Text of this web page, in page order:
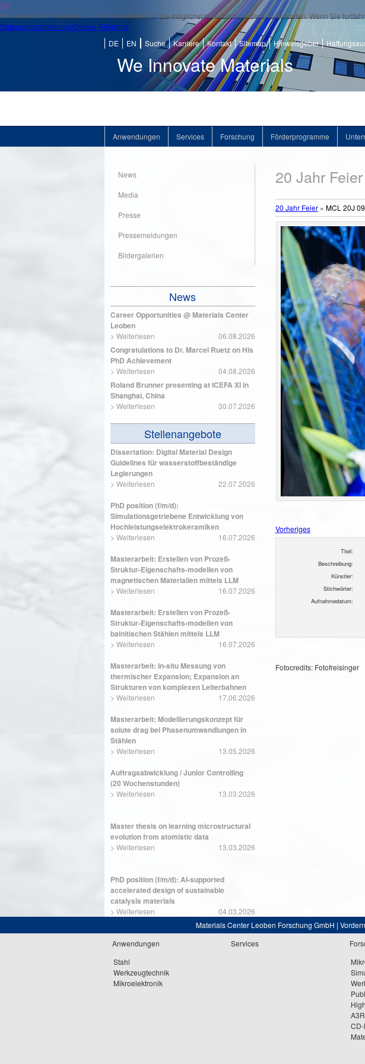
OK
Wir verwenden Cookies, um unsere Webseite für Sie möglichst benutzerfreundlich zu gestalten. Wenn Sie
Datenschutzerklärung/Cookie-Richtlinie
We Innovate Materials
DE EN Suche Karriere Kontakt Sitemap Hinweisgeber
Anwendungen Services Forschung Förderprogramme
20 Jahr Feier
20 Jahr Feier» MCL 20J 09
Vorheriges
Titel:
Beschreibung:
Künstler:
Stichwörter:
Aufnahmedatum:
Fotocredits: Fotofreisinger
News
Media
Presse
Pressemeldungen
Bildergalerien
News
Career Opportunities @ Materials Center
Leoben
> Weiterlesen 06.08.2026
Congratulations to Dr. Marcel Ruetz on His
PhD Achievement
> Weiterlesen 04.08.2026
Roland Brunner presenting at ICEFA XI in
Shanghai, China
> Weiterlesen 30.07.2026
Stellenangebote
Dissertation: Digital Material Design
Guidelines für wasserstoffbeständige
Legierungen
> Weiterlesen 22.07.2026
PhD position (f/m/d):
Simulationsgetriebene Entwicklung von
Hochleistungselektrokeramiken
> Weiterlesen 16.07.2026
Masterarbeit: Erstellen von Prozeß-
Struktur-Eigenschafts-modellen von
magnetischen Materialien mittels LLM
> Weiterlesen 16.07.2026
Masterarbeit: Erstellen von Prozeß-
Struktur-Eigenschafts-modellen von
bainitischen Stählen mittels LLM
> Weiterlesen 16.07.2026
Masterarbeit: In-situ Messung von
thermischer Expansion; Expansion an
Strukturen von komplexen Leiterbahnen
> Weiterlesen 17.06.2026
Masterarbeit: Modellierungskonzept für
solute drag bei Phasenumwandlungen in
Stählen
> Weiterlesen 13.05.2026
Auftragsabwicklung / Junior Controlling
(20 Wochenstunden)
> Weiterlesen 13.03.2026
Master thesis on learning microstructural
evolution from atomistic data
> Weiterlesen 13.03.2026
PhD position (f/m/d): AI-supported
accelerated design of sustainable
catalysis materials
> Weiterlesen
04.03.2026
Materials Center Leoben Forschung GmbH |
Anwendungen
Stahl
Werkzeugtechnik
Mikroelektronik
Services